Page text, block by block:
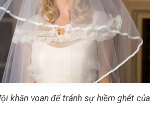
khăn voan để tránh sự hiềm ghét của